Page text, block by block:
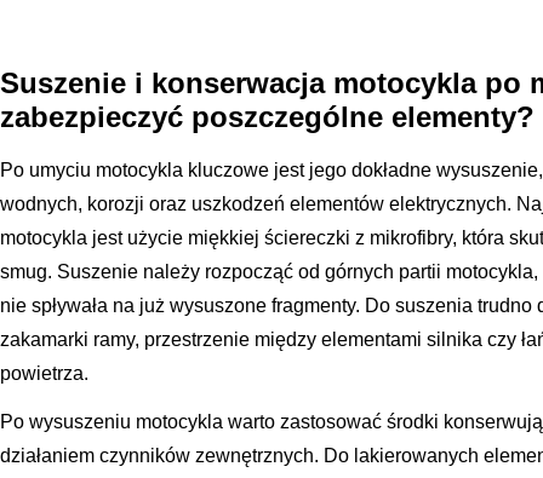
Suszenie i konserwacja motocykla po
zabezpieczyć poszczególne elementy?
Po umyciu motocykla kluczowe jest jego dokładne
wodnych, korozji oraz uszkodzeń elementów elektrycznych.
motocykla jest użycie miękkiej ściereczki z mikrofibry, która
smug. Suszenie należy rozpocząć od górnych partii
nie spływała na już wysuszone fragmenty. Do suszenia
zakamarki ramy, przestrzenie między elementami silnika czy
powietrza.
Po wysuszeniu motocykla warto zastosować środki
działaniem czynników zewnętrznych. Do lakierowanych